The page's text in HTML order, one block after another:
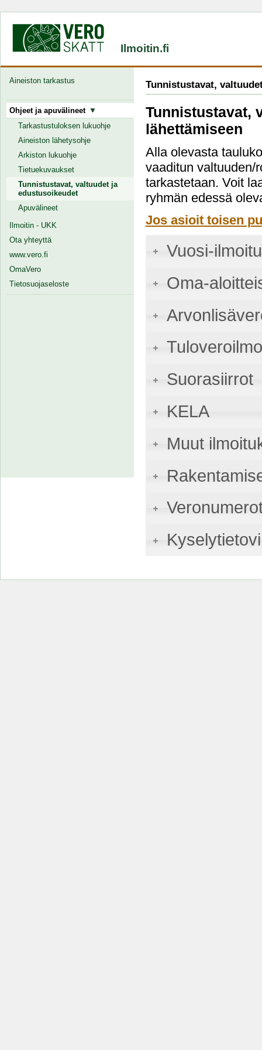
Ilmoitin.fi
Aineiston tarkastus
Ohjeet ja apuvälineet
Tarkastustuloksen lukuohje
Aineiston lähetysohje
Arkiston lukuohje
Tietuekuvaukset
Tunnistustavat, valtuudet ja
edustusoikeudet
Apuvälineet
Ilmoitin - UKK
Ota yhteyttä
www.vero.fi
OmaVero
Tietosuojaseloste
Tunnistustavat,
Tunnistustavat,
lähettämiseen
Alla olevasta
vaaditun valtuuden/
tarkastetaan. Voit
ryhmän edessä
Jos asioit toisen
Vuosi-
Oma-
Suorasiirrot
KELA
Muut